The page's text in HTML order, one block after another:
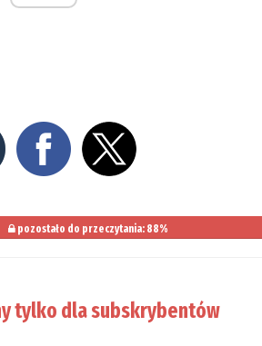
pozostało do przeczytania: 88%
tylko dla subskrybentów